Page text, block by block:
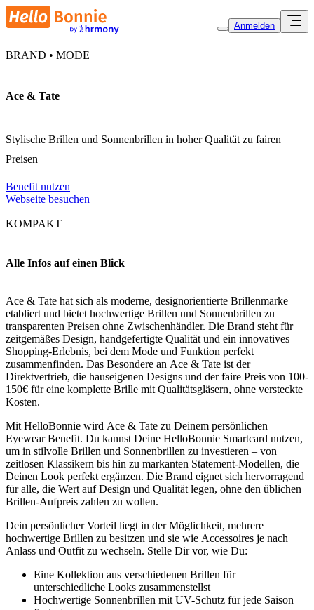
Anmelden
BRAND • MODE
Ace & Tate
Stylische Brillen und Sonnenbrillen in hoher Qualität zu fairen
Preisen
Benefit nutzen
Webseite besuchen
KOMPAKT
Alle Infos auf einen Blick
Ace & Tate hat sich als moderne, designorientierte Brillenmarke
etabliert und bietet hochwertige Brillen und Sonnenbrillen zu
transparenten Preisen ohne Zwischenhändler. Die Brand steht für
zeitgemäßes Design, handgefertigte Qualität und ein innovatives
Shopping-Erlebnis, bei dem Mode und Funktion perfekt
zusammenfinden. Das Besondere an Ace & Tate ist der
Direktvertrieb, die hauseigenen Designs und der faire Preis von 100-
150€ für eine komplette Brille mit Qualitätsgläsern, ohne versteckte
Kosten.
Mit HelloBonnie wird Ace & Tate zu Deinem persönlichen
Eyewear Benefit. Du kannst Deine HelloBonnie Smartcard nutzen,
um in stilvolle Brillen und Sonnenbrillen zu investieren – von
zeitlosen Klassikern bis hin zu markanten Statement-Modellen, die
Deinen Look perfekt ergänzen. Die Brand eignet sich hervorragend
für alle, die Wert auf Design und Qualität legen, ohne den üblichen
Brillen-Aufpreis zahlen zu wollen.
Dein persönlicher Vorteil liegt in der Möglichkeit, mehrere
hochwertige Brillen zu besitzen und sie wie Accessoires je nach
Anlass und Outfit zu wechseln. Stelle Dir vor, wie Du:
Eine Kollektion aus verschiedenen Brillen für
unterschiedliche Looks zusammenstellst
Hochwertige Sonnenbrillen mit UV-Schutz für jede Saison